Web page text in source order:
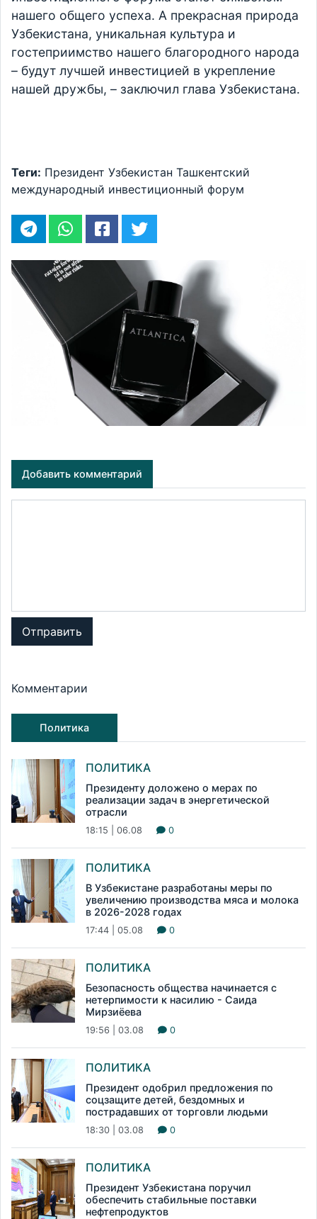
нашего общего успеха. А прекрасная природа
Узбекистана, уникальная культура и
гостеприимство нашего благородного народа
– будут лучшей инвестицией в укрепление
нашей дружбы, – заключил глава Узбекистана.
Теги: Президент Узбекистан Ташкентский
международный инвестиционный форум
Добавить комментарий
Отправить
Комментарии
Политика
ПОЛИТИКА
Президенту доложено о мерах по
реализации задач в энергетической
отрасли
18:15 | 06.08 0
ПОЛИТИКА
В Узбекистане разработаны меры по
увеличению производства мяса и молока
в 2026-2028 годах
17:44 | 05.08 0
ПОЛИТИКА
Безопасность общества начинается с
нетерпимости к насилию - Саида
Мирзиёева
19:56 | 03.08 0
ПОЛИТИКА
Президент одобрил предложения по
соцзащите детей, бездомных и
пострадавших от торговли людьми
18:30 | 03.08 0
ПОЛИТИКА
Президент Узбекистана поручил
обеспечить стабильные поставки
нефтепродуктов